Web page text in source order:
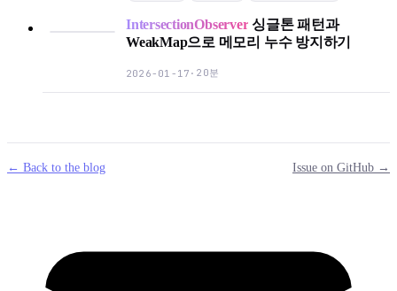
IntersectionObserver 싱글톤 패턴과
WeakMap으로 메모리 누수 방지하기
2026-01-17 · 20분
← Back to the blog Issue on GitHub →